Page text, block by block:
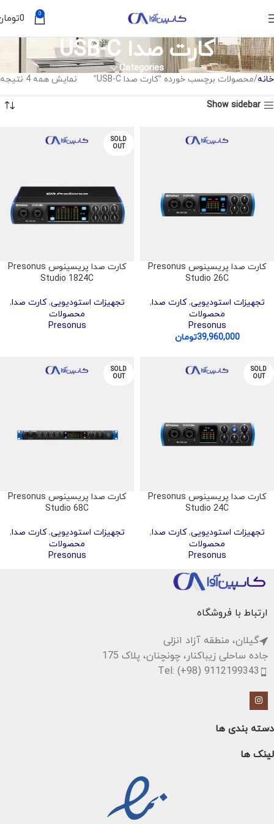
0
0
کارت صدا USB-C
Categories
خانه محصولات برچسب خورده “کارت صدا USB-C” نمایش همه 4 نتیجه
Show sidebar
کارت صدا پریسینوس Presonus
Studio 26C
تجهیزات استودیویی,کارت صدا,
محصولات
Presonus
39,960,000تومان
SOLD
OUT
کارت صدا پریسینوس Presonus
Studio 1824C
تجهیزات استودیویی,کارت صدا,
محصولات
Presonus
SOLD
OUT
کارت صدا پریسینوس Presonus
Studio 24C
تجهیزات استودیویی,کارت صدا,
محصولات
Presonus
SOLD
OUT
کارت صدا پریسینوس Presonus
Studio 68C
تجهیزات استودیویی,کارت صدا,
محصولات
Presonus
ارتباط با فروشگاه
گیلان، منطقه آزاد انزلی
جاده ساحلی زیباکنار، چونچنان، پلاک 175
Tel: (+98) 9112199343
دسته بندی ها
لینک ها